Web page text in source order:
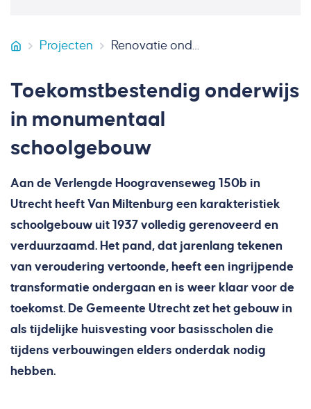
Van Miltenburg Bouw & Onderhoud
Projecten Renovatie onderwijsgebouw Hoogravenseweg Utrecht
Toekomstbestendig onderwijs
in monumentaal
schoolgebouw
Aan de Verlengde Hoogravenseweg 150b in
Utrecht heeft Van Miltenburg een karakteristiek
schoolgebouw uit 1937 volledig gerenoveerd en
verduurzaamd. Het pand, dat jarenlang tekenen
van veroudering vertoonde, heeft een ingrijpende
transformatie ondergaan en is weer klaar voor de
toekomst. De Gemeente Utrecht zet het gebouw in
als tijdelijke huisvesting voor basisscholen die
tijdens verbouwingen elders onderdak nodig
hebben.